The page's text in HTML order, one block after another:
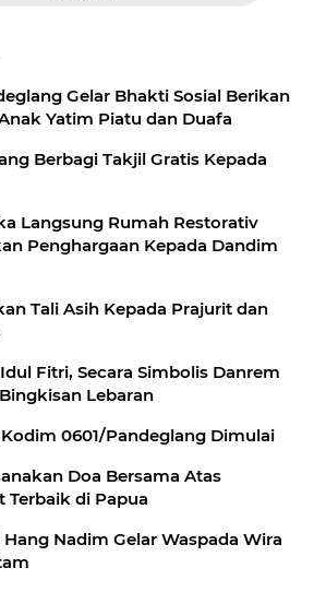
Gelar Bhakti Sosial Berikan
Untuk Anak Yatim Piatu dan Duafa
Berbagi Takjil Gratis Kepada
Langsung Rumah Restorativ
Penghargaan Kepada Dandim
Tali Asih Kepada Prajurit dan
Fitri, Secara Simbolis Danrem
Lebaran
Kodim 0601/Pandeglang Dimulai
Terbaik di Papua
Nadim Gelar Waspada Wira